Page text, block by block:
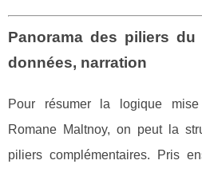
Panorama des piliers
données, narration
Pour résumer la logique
Romane Maltnoy, on peut la
piliers complémentaires. Pris